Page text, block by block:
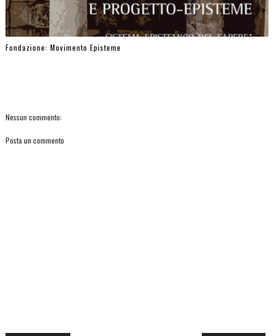
Fondazione: Movimento Episteme
Nessun commento:
Posta un commento